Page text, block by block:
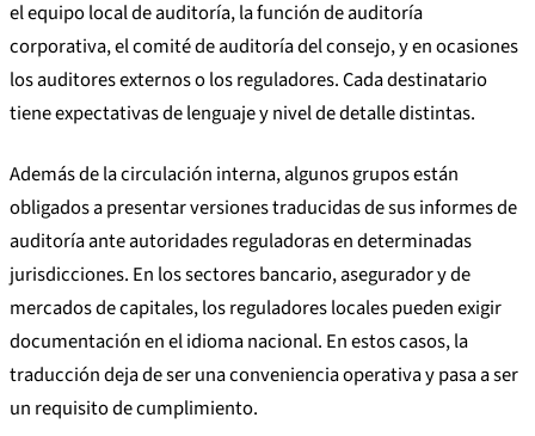
el equipo local de auditoría, la función de auditoría
corporativa, el comité de auditoría del consejo, y en ocasiones
los auditores externos o los reguladores. Cada destinatario
tiene expectativas de lenguaje y nivel de detalle distintas.
Además de la circulación interna, algunos grupos están
obligados a presentar versiones traducidas de sus informes de
auditoría ante autoridades reguladoras en determinadas
jurisdicciones. En los sectores bancario, asegurador y de
mercados de capitales, los reguladores locales pueden exigir
documentación en el idioma nacional. En estos casos, la
traducción deja de ser una conveniencia operativa y pasa a ser
un requisito de cumplimiento.